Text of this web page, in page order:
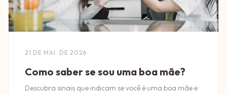
21 DE MAI. DE 2026
Como saber se sou uma boa mãe?
Descubra sinais que indicam se você é uma boa mãe e